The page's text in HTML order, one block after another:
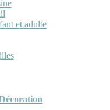
et adulte